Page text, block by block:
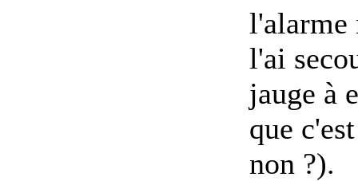
l'alarme
l'ai
jauge à
que
non ?).